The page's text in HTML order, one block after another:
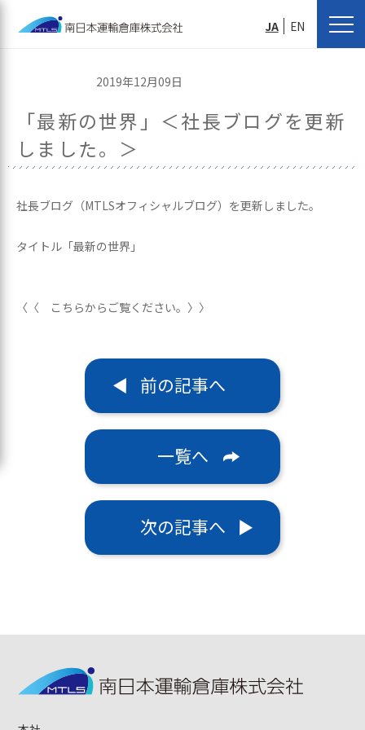
JA EN
2019年12月09日
「最新の世界」＜社長ブログを更新
しました。＞
社長ブログ（MTLSオフィシャルブログ）を更新しました。
タイトル「最新の世界」
〈〈 こちらからご覧ください。〉〉
前の記事へ
一覧へ
次の記事へ